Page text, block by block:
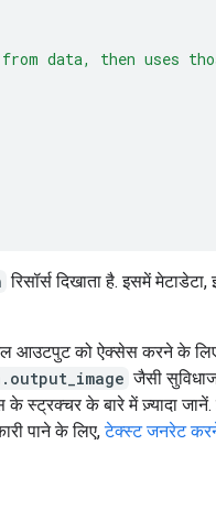
data, then uses
रिसॉर्स दिखाता है. इसमें
आउटपुट को ऐक्सेस करने के
जैसी
के स्ट्रक्चर के बारे में ज़्यादा
पाने के लिए,टेक्स्ट जनरेट